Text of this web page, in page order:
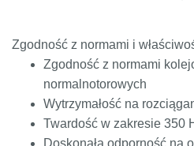
Zgodność z normami i
Zgodność z normami
normalnotorowych
Wytrzymałość na
Twardość w zakresie 350
Doskonała odporność na